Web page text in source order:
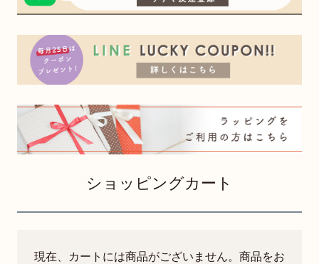
ショッピングカート
現在、カートには商品がございません。商品をお